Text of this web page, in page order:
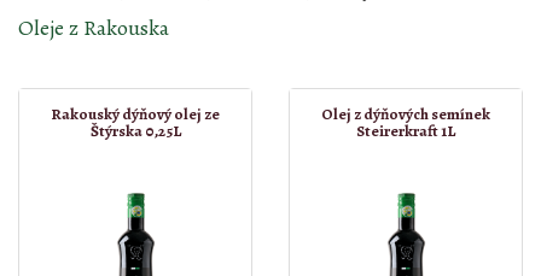
Oleje z Rakouska
Rakouský dýňový olej ze
Štýrska 0,25L
Olej z dýňových semínek
Steirerkraft 1L